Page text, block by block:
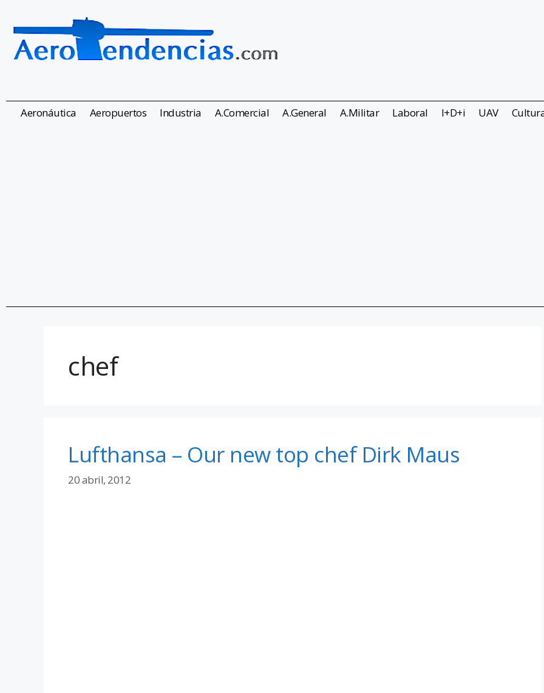
Aeronáutica Aeropuertos Industria A.Comercial A.General A.Militar Laboral I+D+i UAV
chef
Lufthansa – Our new top chef Dirk Maus
20 abril, 2012